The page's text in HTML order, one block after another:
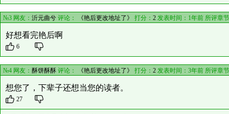
№3 网友： 沂元曲兮 评论： 《艳后更改地址了》 打分： 2 发表时间：1年前 所评章
好想看完艳后啊
6
№4 网友： 酥饼酥酥 评论： 《艳后更改地址了》 打分： 2 发表时间：3年前 所评章
想您了，下辈子还想当您的读者。
27